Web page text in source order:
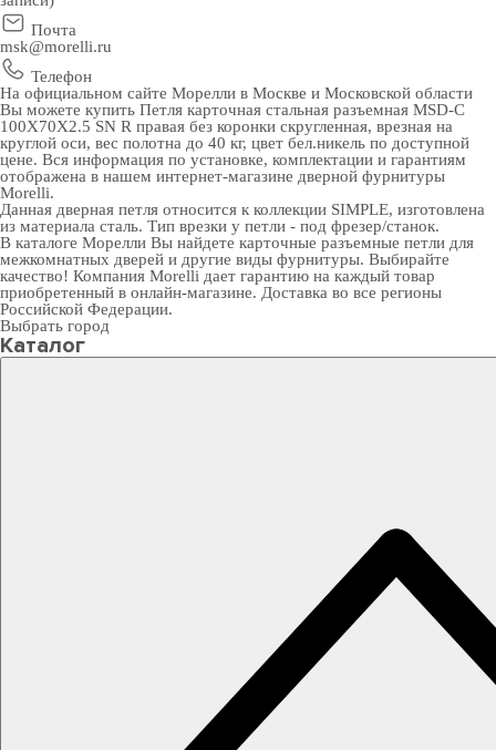
Почта
msk@morelli.ru
Телефон
На официальном сайте Морелли в Москве и Московской области
Вы можете купить Петля карточная стальная разъемная MSD-C
100X70X2.5 SN R правая без коронки скругленная, врезная на
круглой оси, вес полотна до 40 кг, цвет бел.никель по доступной
цене. Вся информация по установке, комплектации и гарантиям
отображена в нашем интернет-магазине дверной фурнитуры
Morelli.
Данная дверная петля относится к коллекции SIMPLE, изготовлена
из материала сталь. Тип врезки у петли - под фрезер/станок.
В каталоге Морелли Вы найдете карточные разъемные петли для
межкомнатных дверей и другие виды фурнитуры. Выбирайте
качество! Компания Morelli дает гарантию на каждый товар
приобретенный в онлайн-магазине. Доставка во все регионы
Российской Федерации.
Выбрать город
Каталог